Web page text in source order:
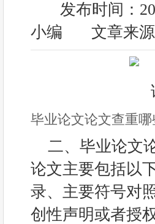
发布时间：
小编
文章来
毕业论文论文查重哪
二、毕业论文
论文主要包括以
录、主要符号对
创性声明或者授